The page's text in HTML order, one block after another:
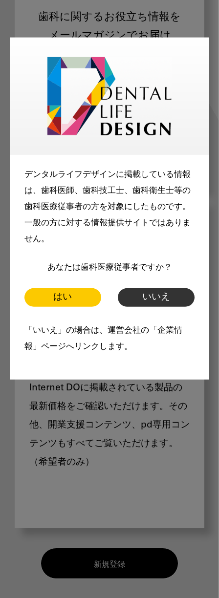
デンタルライフデザインに掲載している情報
は、歯科医師、歯科技工士、歯科衛生士等の
歯科医療従事者の方を対象にしたものです。
一般の方に対する情報提供サイトではありま
せん。
あなたは歯科医療従事者ですか？
はい いいえ
「いいえ」の場合は、運営会社の「企業情
報」ページへリンクします。
歯科に関するお役立ち情報を
メールマガジンでお届け
ご登録いただいた職種（歯科医師、歯
科衛生士、歯科技工士）に合わせた内
容のメールマガジンをお届けします。
メリット
製品価格も閲覧可能
Internet DOに掲載されている製品の
最新価格をご確認いただけます。その
他、開業支援コンテンツ、pd専用コン
テンツもすべてご覧いただけます。
（希望者のみ）
新規登録